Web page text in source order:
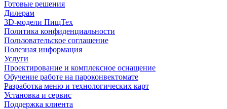
Готовые решения
Дилерам
3D-модели ПищТех
Политика конфиденциальности
Пользовательское соглашение
Полезная информация
Услуги
Проектирование и комплексное оснащение
Обучение работе на пароконвектомате
Разработка меню и технологических карт
Установка и сервис
Поддержка клиента